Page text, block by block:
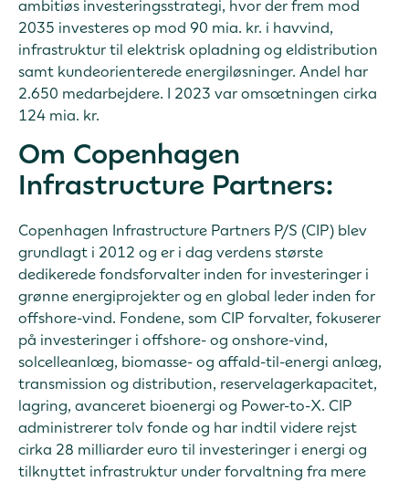
ambitiøs investeringsstrategi, hvor der frem mod
2035 investeres op mod 90 mia. kr. i havvind,
infrastruktur til elektrisk opladning og eldistribution
samt kundeorienterede energiløsninger. Andel har
2.650 medarbejdere. I 2023 var omsætningen cirka
124 mia. kr.
Om Copenhagen
Infrastructure Partners:
Copenhagen Infrastructure Partners P/S (CIP) blev
grundlagt i 2012 og er i dag verdens største
dedikerede fondsforvalter inden for investeringer i
grønne energiprojekter og en global leder inden for
offshore-vind. Fondene, som CIP forvalter, fokuserer
på investeringer i offshore- og onshore-vind,
solcelleanlæg, biomasse- og affald-til-energi anlæg,
transmission og distribution, reservelagerkapacitet,
lagring, avanceret bioenergi og Power-to-X. CIP
administrerer tolv fonde og har indtil videre rejst
cirka 28 milliarder euro til investeringer i energi og
tilknyttet infrastruktur under forvaltning fra mere